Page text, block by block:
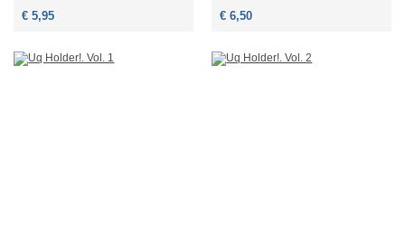
€ 5,95 € 6,50